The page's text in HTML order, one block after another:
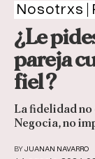
Nosotrxs
¿Le
pareja
fiel?
La fidelidad
Negocia, no
BY JUANAN NAVARRO